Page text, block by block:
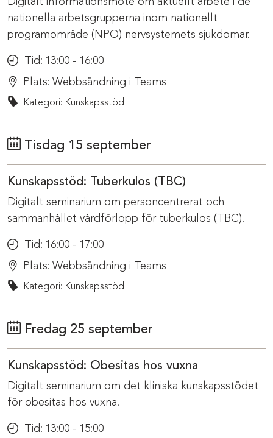
nationella arbetsgrupperna inom nationellt
programområde (NPO) nervsystemets sjukdomar.
Tid: 13:00 - 16:00
Plats: Webbsändning i Teams
Kategori: Kunskapsstöd
Tisdag 15 september
Kunskapsstöd: Tuberkulos (TBC)
Digitalt seminarium om personcentrerat och
sammanhållet vårdförlopp för tuberkulos (TBC).
Tid: 16:00 - 17:00
Plats: Webbsändning i Teams
Kategori: Kunskapsstöd
Fredag 25 september
Kunskapsstöd: Obesitas hos vuxna
Digitalt seminarium om det kliniska kunskapsstödet
för obesitas hos vuxna.
Tid: 13:00 - 15:00